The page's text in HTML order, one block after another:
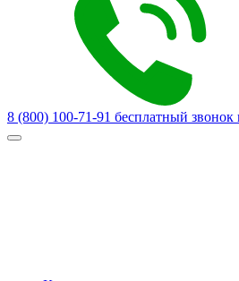
8 (800) 100-71-91 бесплатный